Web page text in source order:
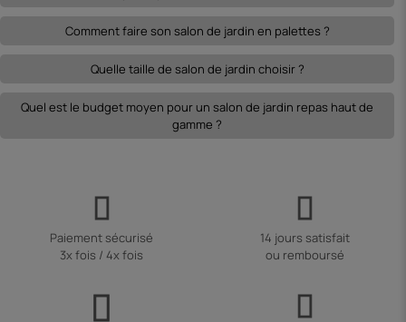
Comment faire son salon de jardin en palettes ?
Quelle taille de salon de jardin choisir ?
Quel est le budget moyen pour un salon de jardin repas haut de
gamme ?
Paiement sécurisé
3x fois / 4x fois
14 jours satisfait
ou remboursé